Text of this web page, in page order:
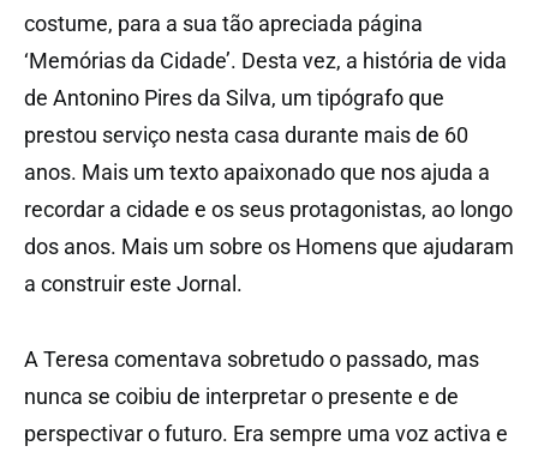
costume, para a sua tão apreciada página
‘Memórias da Cidade’. Desta vez, a história de vida
de Antonino Pires da Silva, um tipógrafo que
prestou serviço nesta casa durante mais de 60
anos. Mais um texto apaixonado que nos ajuda a
recordar a cidade e os seus protagonistas, ao longo
dos anos. Mais um sobre os Homens que ajudaram
a construir este Jornal.
A Teresa comentava sobretudo o passado, mas
nunca se coibiu de interpretar o presente e de
perspectivar o futuro. Era sempre uma voz activa e